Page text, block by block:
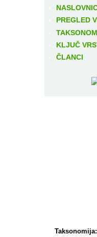
PREGLED
KLJUČ
ČLANCI
Taksonomija: